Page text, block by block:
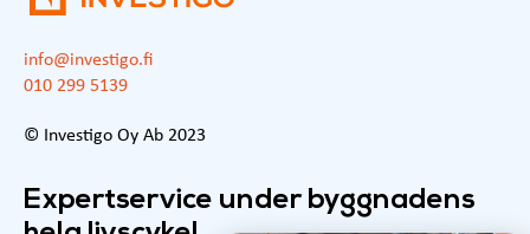
info@investigo.fi
010 299 5139
© Investigo Oy Ab 2023
Expertservice under byggnadens